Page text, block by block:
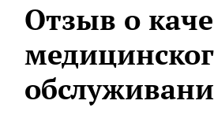
Отзыв о